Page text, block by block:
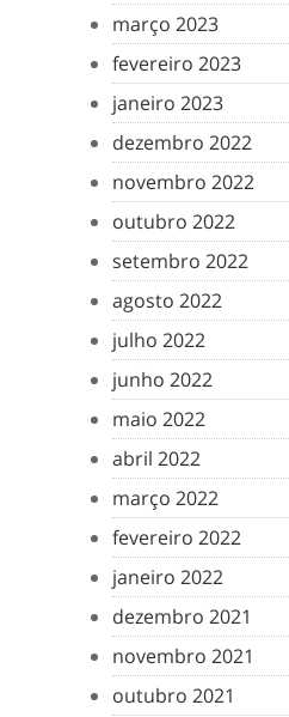
março 2023
fevereiro 2023
janeiro 2023
dezembro 2022
novembro 2022
outubro 2022
setembro 2022
agosto 2022
julho 2022
junho 2022
maio 2022
abril 2022
março 2022
fevereiro 2022
janeiro 2022
dezembro 2021
novembro 2021
outubro 2021